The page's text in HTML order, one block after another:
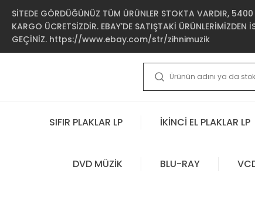
SİTEDE GÖRDÜĞÜNÜZ TÜM ÜRÜNLER STOKTA VARDIR, 5400
KARGO ÜCRETSİZDİR. EBAY'DE SATIŞTAKİ ÜRÜNLERİMİZDEN
GEÇİNİZ. https://www.ebay.com/str/zihnimuzik
SIFIR PLAKLAR LP İKİNCİ EL PLAKLAR LP
DVD MÜZİK BLU-RAY